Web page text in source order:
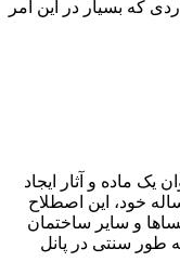
که بسیار در این امر
ماده و آثار ایجاد
خود، این اصطلاح
و سایر ساختمان
طور سنتی در پانل